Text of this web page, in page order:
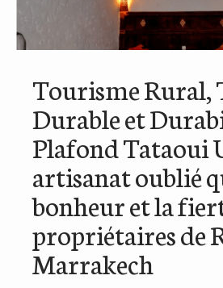
Tourisme Rural,
Durable et
Plafond Tataoui
artisanat oublié
bonheur et la
propriétaires de
Marrakech